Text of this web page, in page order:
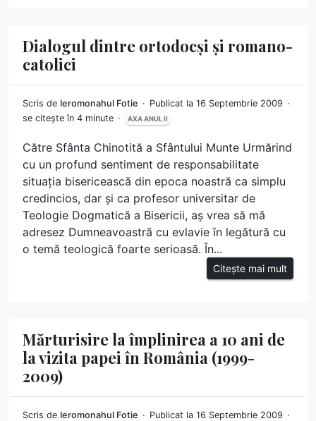
Dialogul dintre ortodocși și romano-
catolici
Scris de Ieromonahul Fotie
Publicat la 16 Septembrie 2009
se citește în 4 minute
AXA ANUL II
Către Sfânta Chinotită a Sfântului Munte Urmărind
cu un profund sentiment de responsabilitate
situația bisericească din epoca noastră ca simplu
credincios, dar și ca profesor universitar de
Teologie Dogmatică a Bisericii, aș vrea să mă
adresez Dumneavoastră cu evlavie în legătură cu
o temă teologică foarte serioasă. În...
Citește mai mult
Mărturisire la împlinirea a 10 ani de
la vizita papei în România (1999-
2009)
Scris de Ieromonahul Fotie Publicat la 16 Septembrie 2009